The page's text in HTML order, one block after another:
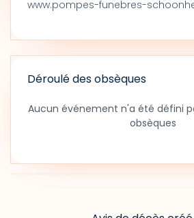
www.pompes-funebres-
Déroulé des obsèques
Aucun événement n'a été défini
obsèques